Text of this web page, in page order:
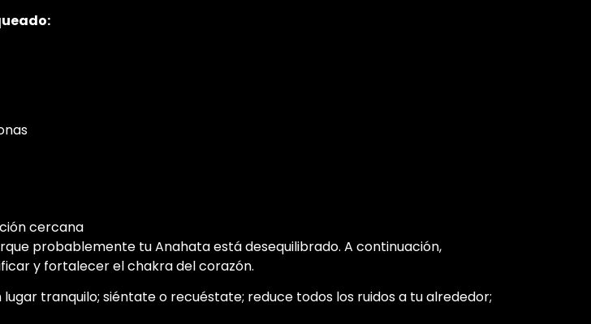
cercana
probablemente tu Anahata está desequilibrado. A continuación,
y fortalecer el chakra del corazón.
tranquilo; siéntate o recuéstate; reduce todos los ruidos a tu alrededor;